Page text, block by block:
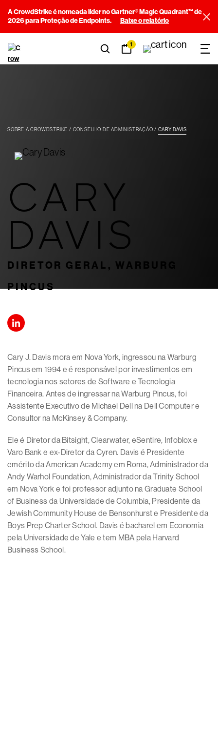
A CrowdStrike é nomeada líder no Gartner® Magic Quadrant™ de
2026 para Proteção de Endpoints.
Baixe o relatório
1
SOBRE A CROWDSTRIKE CONSELHO DE ADMINISTRAÇÃO CARY DAVIS
CARY
DAVIS
DIRETOR GERAL, WARBURG
PINCUS
Cary J. Davis mora em Nova York, ingressou na Warburg
Pincus em 1994 e é responsável por investimentos em
tecnologia nos setores de Software e Tecnologia
Financeira. Antes de ingressar na Warburg Pincus, foi
Assistente Executivo de Michael Dell na Dell Computer e
Consultor na McKinsey & Company.
Ele é Diretor da Bitsight, Clearwater, eSentire, Infoblox e
Varo Bank e ex-Diretor da Cyren. Davis é Presidente
emérito da American Academy em Roma, Administrador da
Andy Warhol Foundation, Administrador da Trinity School
em Nova York e foi professor adjunto na Graduate School
of Business da Universidade de Columbia, Presidente da
Jewish Community House de Bensonhurst e Presidente da
Boys Prep Charter School. Davis é bacharel em Economia
pela Universidade de Yale e tem MBA pela Harvard
Business School.